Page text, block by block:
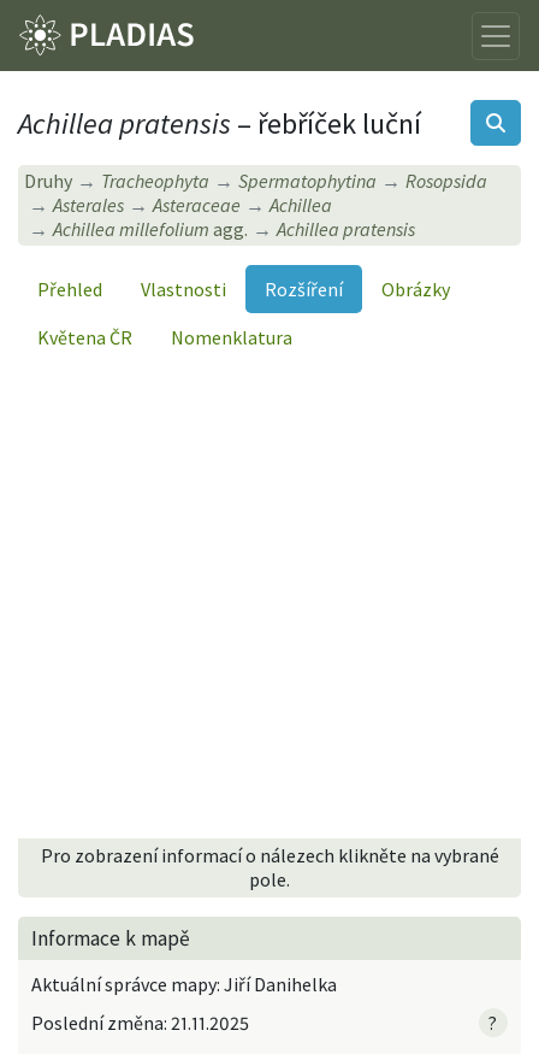
Achillea pratensis – řebříček luční
Druhy Tracheophyta Spermatophytina
Rosopsida
Asterales
Asteraceae
Achillea
Achillea millefolium agg. Achillea pratensis
Přehled Vlastnosti Rozšíření
Obrázky
Květena ČR
Nomenklatura
Pro zobrazení informací o nálezech klikněte na vybrané
pole.
Informace k mapě
Aktuální správce mapy: Jiří Danihelka
Poslední změna: 21.11.2025
?